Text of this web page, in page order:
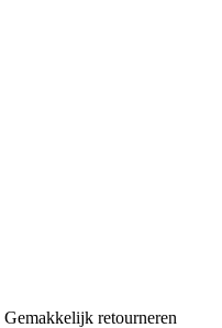
Gemakkelijk retourneren